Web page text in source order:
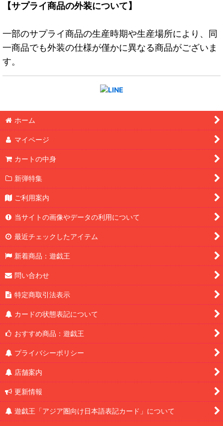
【サプライ商品の外装について】
一部のサプライ商品の生産時期や生産場所により、同
一商品でも外装の仕様が僅かに異なる商品がございま
す。
ホーム
マイページ
カートの中身
新弾特集
ご利用案内
当サイトの画像やデータの利用について
最近チェックしたアイテム
新着商品：遊戯王
問い合わせ
特定商取引法表示
カードの状態表記について
おすすめ商品：遊戯王
プライバシーポリシー
店舗案内
更新情報
遊戯王「アジア圏向け日本語表記カード」について